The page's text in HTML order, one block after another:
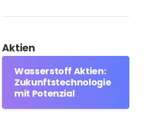
Aktien
Wasserstoff Aktien:
Zukunftstechnologie
mit Potenzial